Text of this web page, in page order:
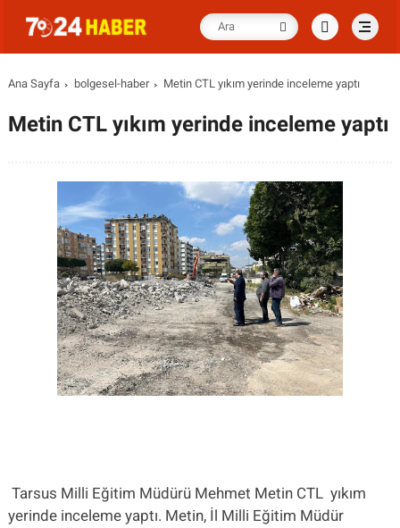
Ana Sayfa bolgesel-haber Metin CTL yıkım yerinde inceleme yaptı
Metin CTL yıkım yerinde inceleme yaptı
Tarsus Milli Eğitim Müdürü Mehmet Metin CTL yıkım
yerinde inceleme yaptı. Metin, İl Milli Eğitim Müdür